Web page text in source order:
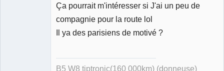
Ça pourrait m'intéresser si J'ai un peu de
compagnie pour la route lol
Il ya des parisiens de motivé ?
B5 W8 tiptronic(160 000km) (donneuse)